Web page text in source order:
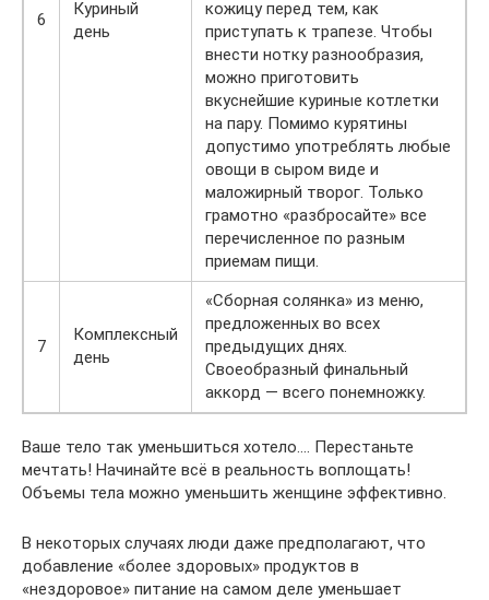
6
Куриный
день
кожицу перед тем, как
приступать к трапезе. Чтобы
внести нотку разнообразия,
можно приготовить
вкуснейшие куриные котлетки
на пару. Помимо курятины
допустимо употреблять любые
овощи в сыром виде и
маложирный творог. Только
грамотно «разбросайте» все
перечисленное по разным
приемам пищи.
7
Комплексный
день
«Сборная солянка» из меню,
предложенных во всех
предыдущих днях.
Своеобразный финальный
аккорд — всего понемножку.
Ваше тело так уменьшиться хотело…. Перестаньте
мечтать! Начинайте всё в реальность воплощать!
Объемы тела можно уменьшить женщине эффективно.
В некоторых случаях люди даже предполагают, что
добавление «более здоровых» продуктов в
«нездоровое» питание на самом деле уменьшает